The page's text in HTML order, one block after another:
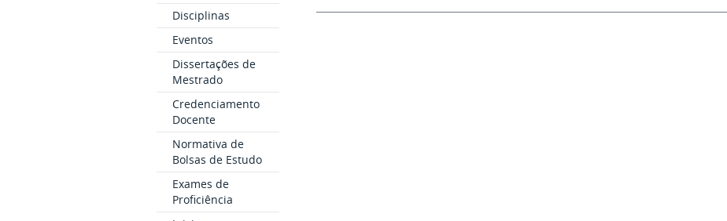
Disciplinas
Eventos
Dissertações de
Mestrado
Credenciamento
Docente
Normativa de
Bolsas de Estudo
Exames de
Proficiência